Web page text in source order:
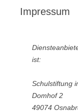
Impressum
ist:
Schulstiftung
Domhof 2
49074